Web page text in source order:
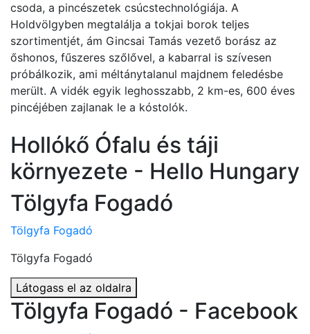
csoda, a pincészetek csúcstechnológiája. A
Holdvölgyben megtalálja a tokjai borok teljes
szortimentjét, ám Gincsai Tamás vezető borász az
őshonos, fűszeres szőlővel, a kabarral is szívesen
próbálkozik, ami méltánytalanul majdnem feledésbe
merült. A vidék egyik leghosszabb, 2 km-es, 600 éves
pincéjében zajlanak le a kóstolók.
Hollókő Ófalu és táji
környezete - Hello Hungary
Tölgyfa Fogadó
Tölgyfa Fogadó
Tölgyfa Fogadó
Látogass el az oldalra
Tölgyfa Fogadó - Facebook